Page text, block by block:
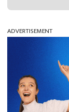
ADVERTISEMENT